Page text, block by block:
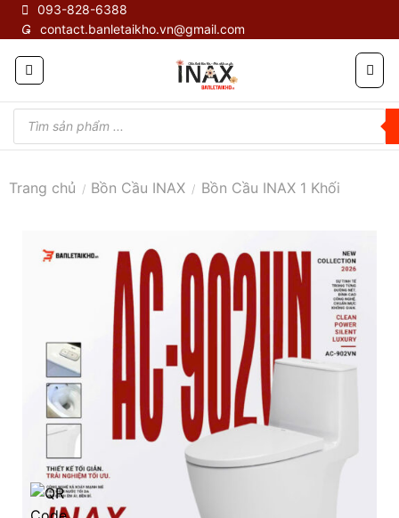
Skip
content
093-828-6388
contact.banletaikho.vn@gmail.com
Tìm
kiếm
phẩm
Trang chủ / Bồn Cầu INAX / Bồn Cầu INAX 1 Khối